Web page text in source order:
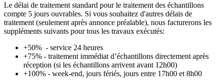
Le délai de traitement standard pour le traitement des échantillons
compte 5 jours ouvrables. Si vous souhaitez d'autres délais de
traitement (seulement après annonce préalable), nous facturerons les
suppléments suivants pour tous les travaux exécutés:
+50% - service 24 heures
+75% - traitement immédiat d’échantillons directement après
réception (si les échantillons arrivent avant 12h00)
+100% - week-end, jours fériés, jours entre 17h00 et 8h00